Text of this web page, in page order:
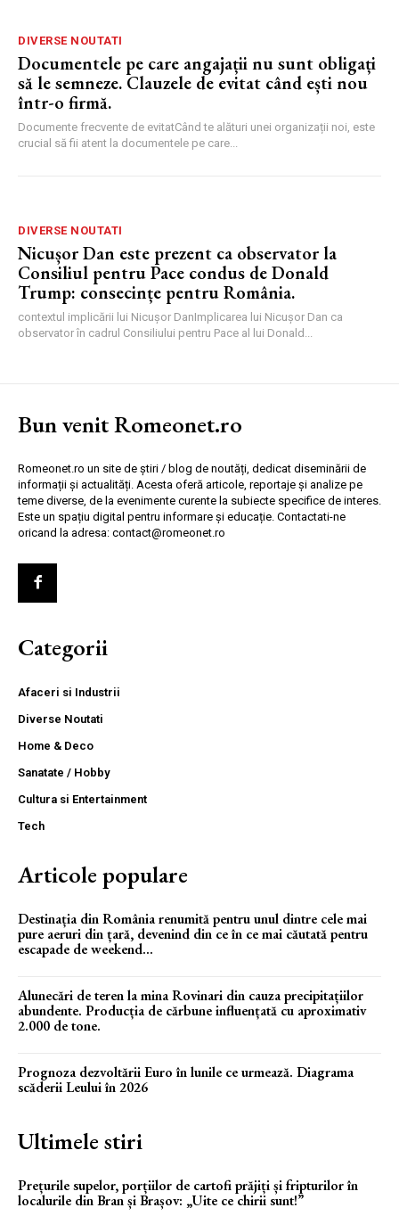
DIVERSE NOUTATI
Documentele pe care angajații nu sunt obligați
să le semneze. Clauzele de evitat când ești nou
într-o firmă.
Documente frecvente de evitatCând te alături unei organizații noi, este
crucial să fii atent la documentele pe care...
DIVERSE NOUTATI
Nicușor Dan este prezent ca observator la
Consiliul pentru Pace condus de Donald
Trump: consecințe pentru România.
contextul implicării lui Nicușor DanImplicarea lui Nicușor Dan ca
observator în cadrul Consiliului pentru Pace al lui Donald...
Bun venit Romeonet.ro
Romeonet.ro un site de știri / blog de noutăți, dedicat diseminării de
informații și actualități. Acesta oferă articole, reportaje și analize pe
teme diverse, de la evenimente curente la subiecte specifice de interes.
Este un spațiu digital pentru informare și educație. Contactati-ne
oricand la adresa: contact@romeonet.ro
Categorii
Afaceri si Industrii
Diverse Noutati
Home & Deco
Sanatate / Hobby
Cultura si Entertainment
Tech
Articole populare
Destinația din România renumită pentru unul dintre cele mai
pure aeruri din țară, devenind din ce în ce mai căutată pentru
escapade de weekend...
Alunecări de teren la mina Rovinari din cauza precipitațiilor
abundente. Producția de cărbune influențată cu aproximativ
2.000 de tone.
Prognoza dezvoltării Euro în lunile ce urmează. Diagrama
scăderii Leului în 2026
Ultimele stiri
Prețurile supelor, porțiilor de cartofi prăjiți și fripturilor în
localurile din Bran și Brașov: „Uite ce chirii sunt!”